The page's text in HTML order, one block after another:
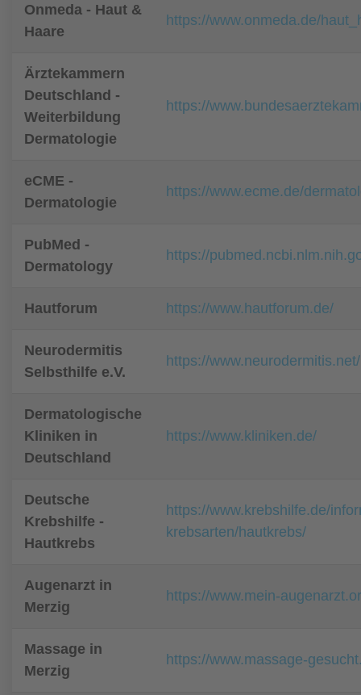
Onmeda - Haut &
Haare
https://www.onmeda.de/
Ärztekammern
Deutschland -
Weiterbildung
Dermatologie
https://
eCME -
Dermatologie
https://www.ecme.de/
PubMed -
Dermatology
https://
Hautforum https://www.hautforum.de/
Neurodermitis
Selbsthilfe e.V.
https://www.neurodermitis.net/
Dermatologische
Kliniken in
Deutschland
https://www.kliniken.de/
Deutsche
Krebshilfe -
Hautkrebs
https://www.krebshilfe.de/
krebsarten/hautkrebs/
Augenarzt in
Merzig
https://www.mein-
Massage in
Merzig
https://www.massage-